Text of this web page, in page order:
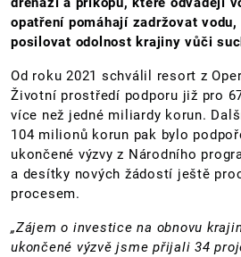
opatření pomáhají zadržovat
posilovat odolnost krajiny vůči
Od roku 2021 schválil resort z
Životní prostředí podporu již pro
více než jedné miliardy korun.
104 milionů korun pak bylo
ukončené výzvy z Národního
a desítky nových žádostí ještě
procesem.
„Zájem o investice na obnovu
ukončené výzvě jsme přijali 34